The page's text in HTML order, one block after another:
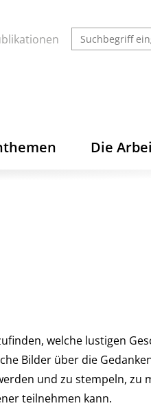
Die
welche lustigen
Bilder über die
und zu stempeln, zu
teilnehmen kann.